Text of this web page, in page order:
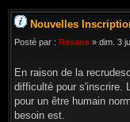
Nouvelles
Posté par : Resane » dim. 3
En raison de la
difficulté pour s'inscrire.
pour un être humain
besoin est.